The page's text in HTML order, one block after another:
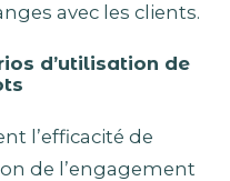
avec les clients.
d’utilisation de
l’efficacité de
de l’engagement